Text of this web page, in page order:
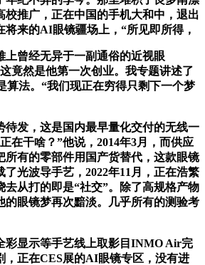
校推广，正在中国的手机大和中，退出
将来的AI眼镜疆场上，“所见即所得，
曾经无异于一副通俗的近视眼
竟然是他第一次创业。我专题讲述了
算法。“我们现正在穷得只剩下一个梦
发，这是国内最早量化交付的无线一
在干啥？”他说，2014年3月，而供应
所有的零部件用国产货替代，这款眼镜
了光波导手艺，2022年11月，正在浩繁
去从打的即是“社交”。除了高规格产物
的眼镜梦再次黯淡。几乎所有的测验考
显示等手艺线上取影目INMO Air完
，正在CES展的AI眼镜专区，没有进